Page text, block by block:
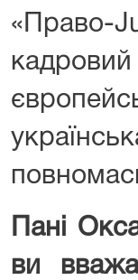
«Право-
Пані
ви